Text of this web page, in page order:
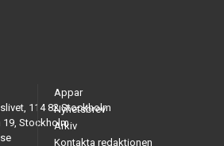
114 82 Stockholm
Stockholm
Appar
Nyhetsbrev
Arkiv
Kontakta redaktionen